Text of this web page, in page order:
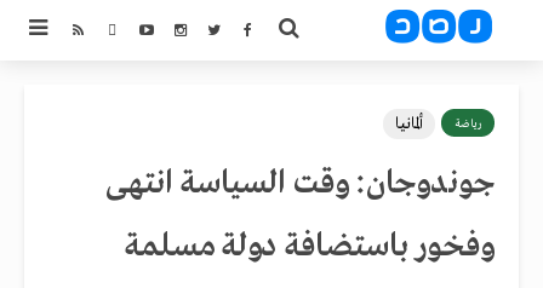
رياضة ألمانيا
جوندوجان: وقت السياسة انتهى
وفخور باستضافة دولة مسلمة